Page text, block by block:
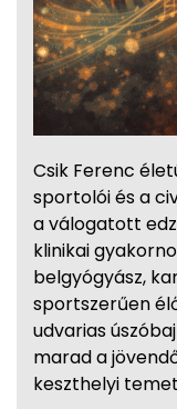
Csik Ferenc
sportolói és a
a válogatott
klinikai
belgyógyász,
sportszerűen
udvarias
marad a
keszthelyi